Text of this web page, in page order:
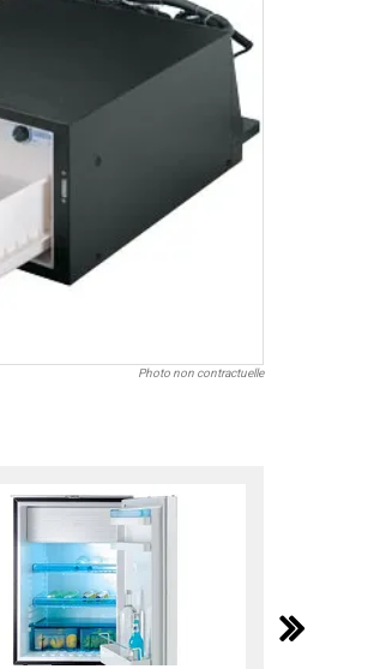
Photo non contractuelle